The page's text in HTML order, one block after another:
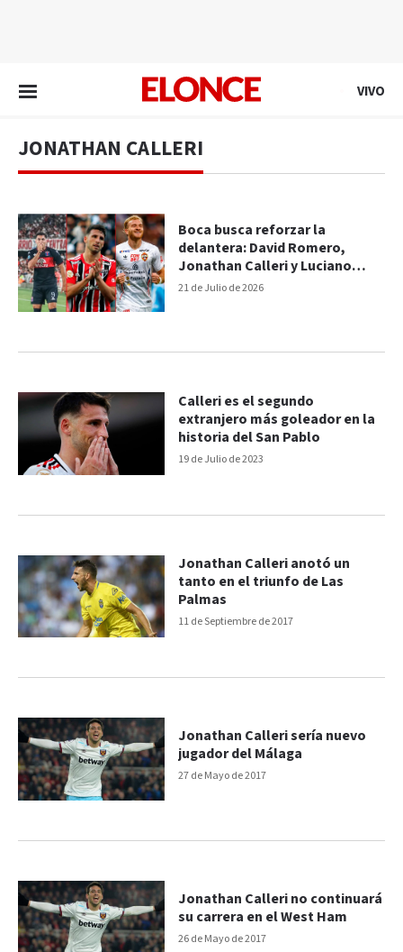
VIVO
JONATHAN CALLERI
21 de Julio de 2026
Boca busca reforzar la
delantera: David Romero,
Jonathan Calleri y Luciano
Gondou, los apuntados
19 de Julio de 2023
Calleri es el segundo
extranjero más goleador en la
historia del San Pablo
11 de Septiembre de 2017
Jonathan Calleri anotó un
tanto en el triunfo de Las
Palmas
27 de Mayo de 2017
Jonathan Calleri sería nuevo
jugador del Málaga
26 de Mayo de 2017
Jonathan Calleri no continuará
su carrera en el West Ham